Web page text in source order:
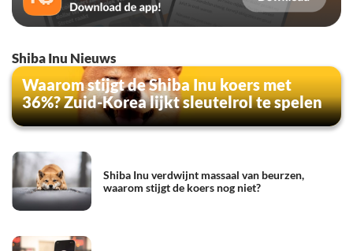
Shiba Inu Nieuws
Waarom stijgt de Shiba Inu koers met
36%? Zuid-Korea lijkt sleutelrol te spelen
Shiba Inu verdwijnt massaal van beurzen,
waarom stijgt de koers nog niet?